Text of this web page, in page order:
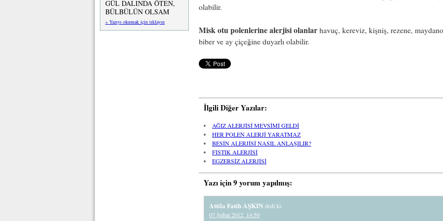
GÜL DALINDA ÖTEN,
BÜLBÜLÜN OLSAM
» Yazıyı okumak için tıklayın
olabilir.
Misk otu polenlerine alerjisi olanlar havuç, kereviz, kişniş, rezene,
biber ve ay çiçeğine duyarlı olabilir.
İlgili Diğer Yazılar:
AĞIZ ALERJİSİ MEVSİMİ GELDİ
HER POLEN ALERJİ YARATMAZ
BESİN ALERJİSİ NASIL ANLAŞILIR?
FISTIK ALERJİSİ
EGZERSİZ ALERJİSİ
Yazı için 9 yorum yapılmış:
Attila Fatih AŞKIN dedi ki:
07 Şubat 2012, 14:50